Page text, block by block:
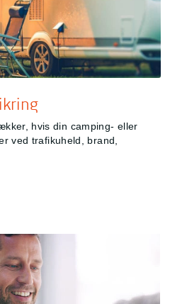
hvis din camping- eller
ved trafikuheld, brand,